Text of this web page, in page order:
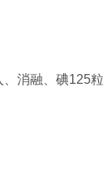
消融、碘125